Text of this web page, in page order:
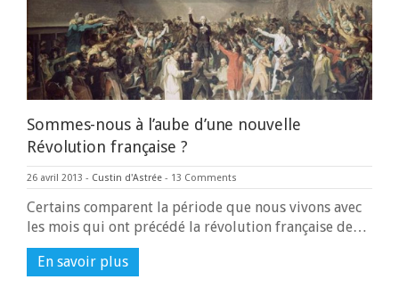
Sommes-nous à l’aube d’une nouvelle
Révolution française ?
26 avril 2013 - Custin d'Astrée - 13 Comments
Certains comparent la période que nous vivons avec
les mois qui ont précédé la révolution française de…
En savoir plus